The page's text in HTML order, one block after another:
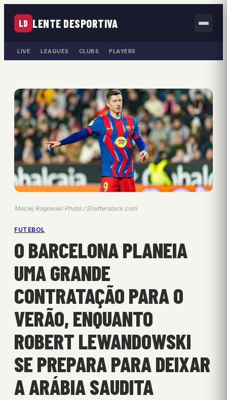
LD LENTE DESPORTIVA
LIVE LEAGUES CLUBS PLAYERS
Maciej Rogowski Photo / Shutterstock.com
FUTEBOL
O BARCELONA PLANEIA
UMA GRANDE
CONTRATAÇÃO PARA O
VERÃO, ENQUANTO
ROBERT LEWANDOWSKI
SE PREPARA PARA DEIXAR
A ARÁBIA SAUDITA